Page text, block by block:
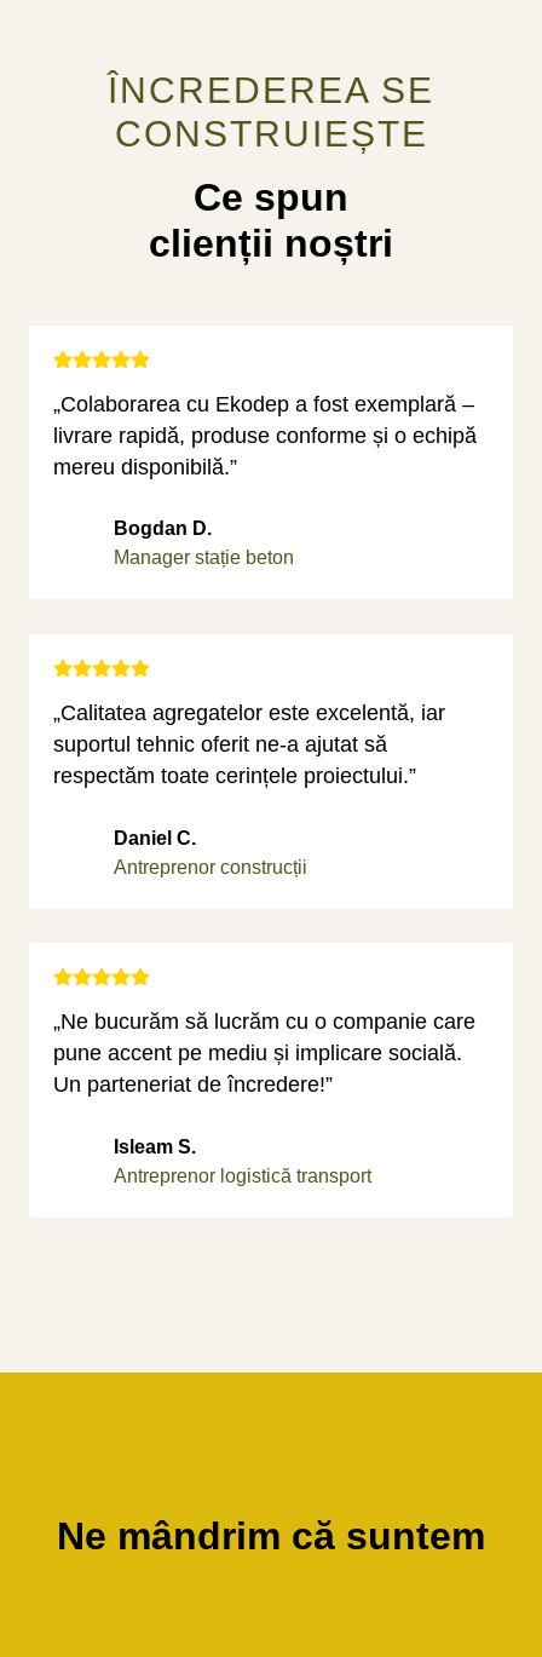
ÎNCREDEREA SE
CONSTRUIEȘTE
Ce spun
clienții noștri
„Colaborarea cu Ekodep a fost exemplară –
livrare rapidă, produse conforme și o echipă
mereu disponibilă.”
Bogdan D.
Manager stație beton
„Calitatea agregatelor este excelentă, iar
suportul tehnic oferit ne-a ajutat să
respectăm toate cerințele proiectului.”
Daniel C.
Antreprenor construcții
„Ne bucurăm să lucrăm cu o companie care
pune accent pe mediu și implicare socială.
Un parteneriat de încredere!”
Isleam S.
Antreprenor logistică transport
Ne mândrim că suntem